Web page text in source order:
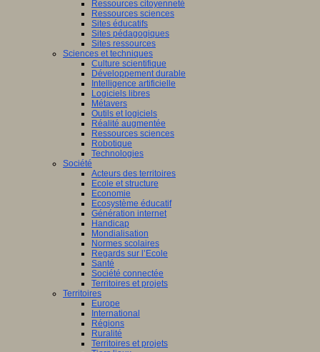
Ressources citoyenneté
Ressources sciences
Sites éducatifs
Sites pédagogiques
Sites ressources
Sciences et techniques
Culture scientifique
Développement durable
Intelligence artificielle
Logiciels libres
Métavers
Outils et logiciels
Réalité augmentée
Ressources sciences
Robotique
Technologies
Société
Acteurs des territoires
Ecole et structure
Economie
Ecosystème éducatif
Génération internet
Handicap
Mondialisation
Normes scolaires
Regards sur l’Ecole
Santé
Société connectée
Territoires et projets
Territoires
Europe
International
Régions
Ruralité
Territoires et projets